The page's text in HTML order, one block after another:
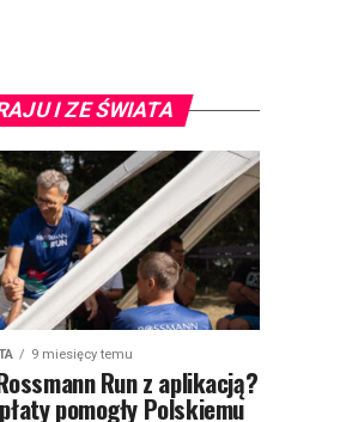
I ZE ŚWIATA
9 miesięcy temu
Run z aplikacją?
pomogły Polskiemu